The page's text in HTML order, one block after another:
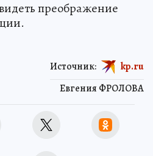
преображение
Евгения ФРОЛОВА
Источник: kp.ru